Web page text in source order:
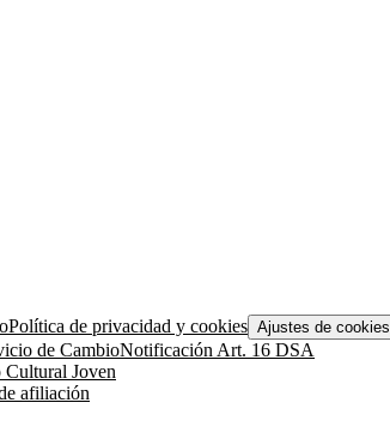
Política de privacidad y cookies Ajustes de cookies
de CambioNotificación Art. 16 DSA
Cultural Joven
afiliación